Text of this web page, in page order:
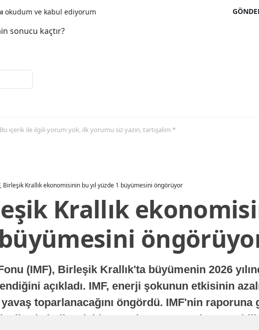
okudum ve kabul ediyorum
sonucu kaçtır?
içerik ile ilgili yorum yok, ilk yorumu siz yazın, tartışalım *
Birleşik Krallık ekonomisinin bu yıl yüzde 1 büyümesini öngörüyor
Krallık
(IMF), Birleşik Krallık'ta büyümenin 2026
açıkladı. IMF, enerji şokunun etkisinin
toparlanacağını öngördü. IMF'nin raporuna
yıllarda istikrarlı bir toparlanma süreci